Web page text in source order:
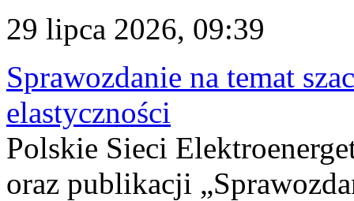
29 lipca 2026, 09:39
Sprawozdanie na temat
elastyczności
Polskie Sieci
oraz publikacji